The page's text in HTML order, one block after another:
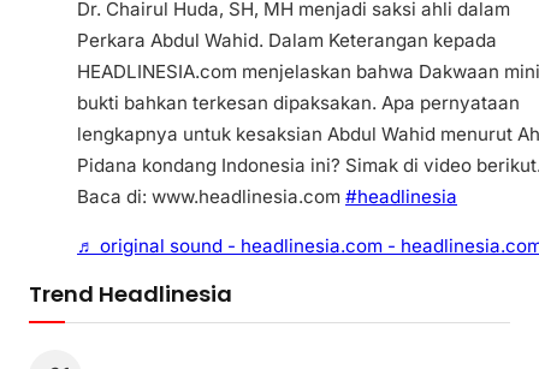
Dr. Chairul Huda, SH, MH menjadi saksi ahli dalam
Perkara Abdul Wahid. Dalam Keterangan kepada
HEADLINESIA.com menjelaskan bahwa Dakwaan
bukti bahkan terkesan dipaksakan. Apa pernyataan
lengkapnya untuk kesaksian Abdul Wahid menurut
Pidana kondang Indonesia ini? Simak di video
Baca di: www.headlinesia.com #headlinesia
♬ original sound - headlinesia.com -
Trend Headlinesia